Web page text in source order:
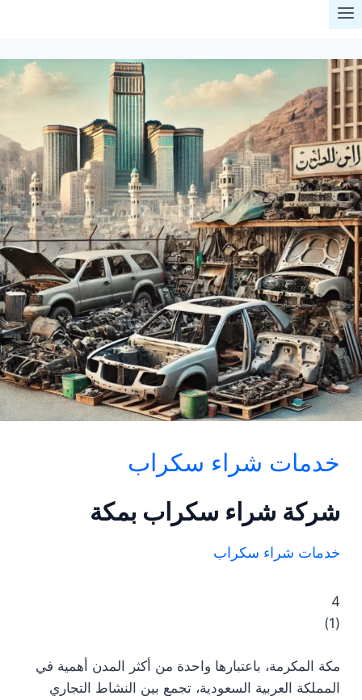
خدمات شراء سكراب
شركة شراء سكراب بمكة
خدمات شراء سكراب
4
(
1
)
مكة المكرمة، باعتبارها واحدة من أكثر المدن أهمية في
المملكة العربية السعودية، تجمع بين النشاط التجاري